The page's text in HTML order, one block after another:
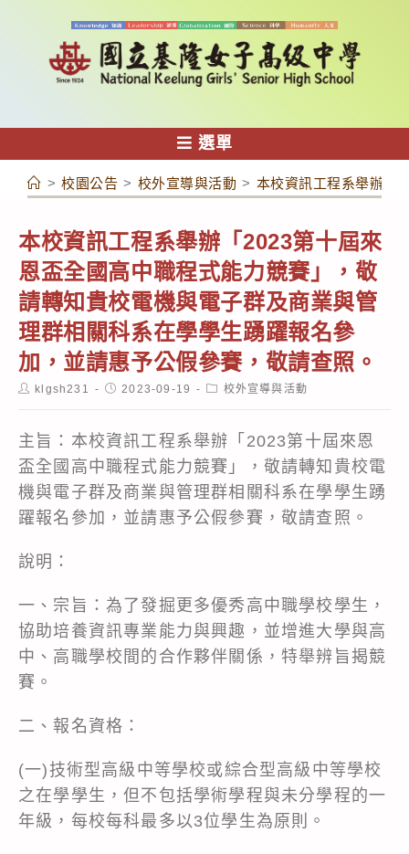
容
選單
> 校園公告 > 校外宣導與活動 > 本校資訊工程系舉辦「
本校資訊工程系舉辦「2023第十屆來
恩盃全國高中職程式能力競賽」，敬
請轉知貴校電機與電子群及商業與管
理群相關科系在學學生踴躍報名參
加，並請惠予公假參賽，敬請查照。
Postklgsh231
Post2023-09-19
Post校外宣導與活動
主旨：本校資訊工程系舉辦「2023第十屆來恩
盃全國高中職程式能力競賽」，敬請轉知貴校電
機與電子群及商業與管理群相關科系在學學生踴
躍報名參加，並請惠予公假參賽，敬請查照。
說明：
一、宗旨：為了發掘更多優秀高中職學校學生，
協助培養資訊專業能力與興趣，並增進大學與高
中、高職學校間的合作夥伴關係，特舉辨旨揭競
賽。
二、報名資格：
(一)技術型高級中等學校或綜合型高級中等學校
之在學學生，但不包括學術學程與未分學程的一
年級，每校每科最多以3位學生為原則。